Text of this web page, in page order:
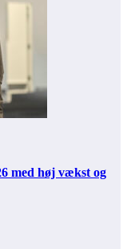
med høj vækst og